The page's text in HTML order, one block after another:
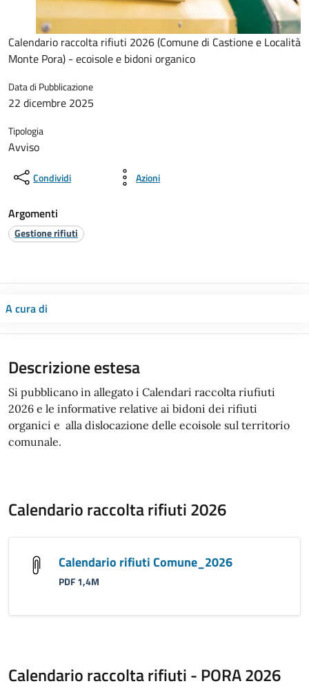
Calendario raccolta rifiuti 2026 (Comune di Castione e Località
Monte Pora) - ecoisole e bidoni organico
Data di Pubblicazione
22 dicembre 2025
Tipologia
Avviso
Condividi Azioni
Argomenti
Gestione rifiuti
A cura di
Descrizione estesa
Si pubblicano in allegato i Calendari raccolta riufiuti
2026 e le informative relative ai bidoni dei rifiuti
organici e alla dislocazione delle ecoisole sul territorio
comunale.
Calendario raccolta rifiuti 2026
Calendario rifiuti Comune_2026
PDF 1,4M
Calendario raccolta rifiuti - PORA 2026